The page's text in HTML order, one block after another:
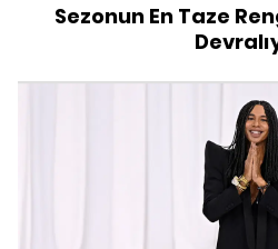
Sezonun En Taze